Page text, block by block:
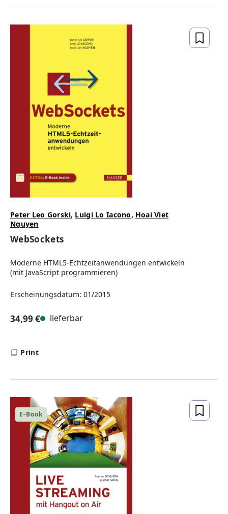
Peter Leo Gorski, Luigi Lo Iacono, Hoai Viet
Nguyen
WebSockets
Moderne HTML5-Echtzeitanwendungen entwickeln
(mit JavaScript programmieren)
Erscheinungsdatum: 01/2015
34,99 € lieferbar
Print
E-Book